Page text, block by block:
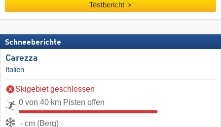
Testbericht
Schneeberichte
Carezza
Italien
Skigebiet geschlossen
0 von 40 km Pisten offen
- cm (Berg)